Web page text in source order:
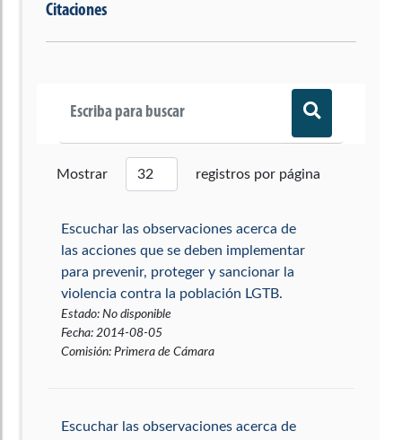
Citaciones
Mostrar registros por página
Escuchar las observaciones acerca de
las acciones que se deben implementar
para prevenir, proteger y sancionar la
violencia contra la población LGTB.
Estado: No disponible
Fecha: 2014-08-05
Comisión: Primera de Cámara
Escuchar las observaciones acerca de